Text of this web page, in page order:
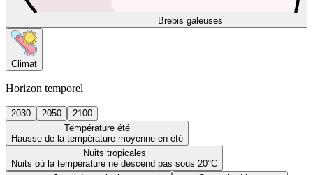
Brebis galeuses
Climat
Horizon temporel
2030 2050
2100
Température été
Hausse de la température moyenne en été
Nuits tropicales
Nuits où la température ne descend pas sous 20°C